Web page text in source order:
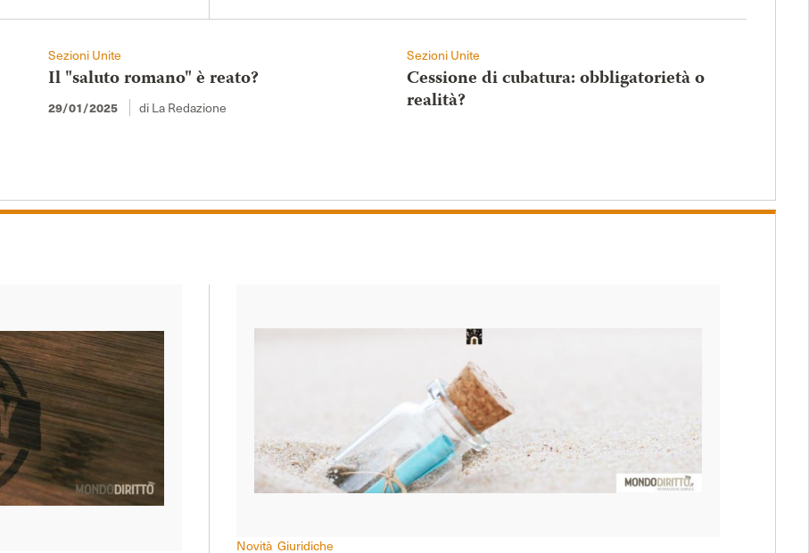
Sezioni Unite
Il "saluto romano" è reato?
29/01/2025 di La Redazione
Sezioni Unite
Cessione di cubatura: obbligatorietà o
realità?
Novità Giuridiche